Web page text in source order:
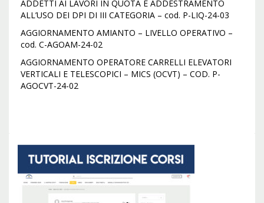
ADDETTI AI LAVORI IN QUOTA E ADDESTRAMENTO
ALL’USO DEI DPI DI III CATEGORIA – cod. P-LIQ-24-03
AGGIORNAMENTO AMIANTO – LIVELLO OPERATIVO –
cod. C-AGOAM-24-02
AGGIORNAMENTO OPERATORE CARRELLI ELEVATORI
VERTICALI E TELESCOPICI – MICS (OCVT) – COD. P-
AGOCVT-24-02